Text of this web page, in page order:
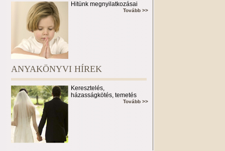
Hitünk megnyilatkozásai
Tovább >>
ANYAKÖNYVI HÍREK
Keresztelés,
házasságkötés, temetés
Tovább >>